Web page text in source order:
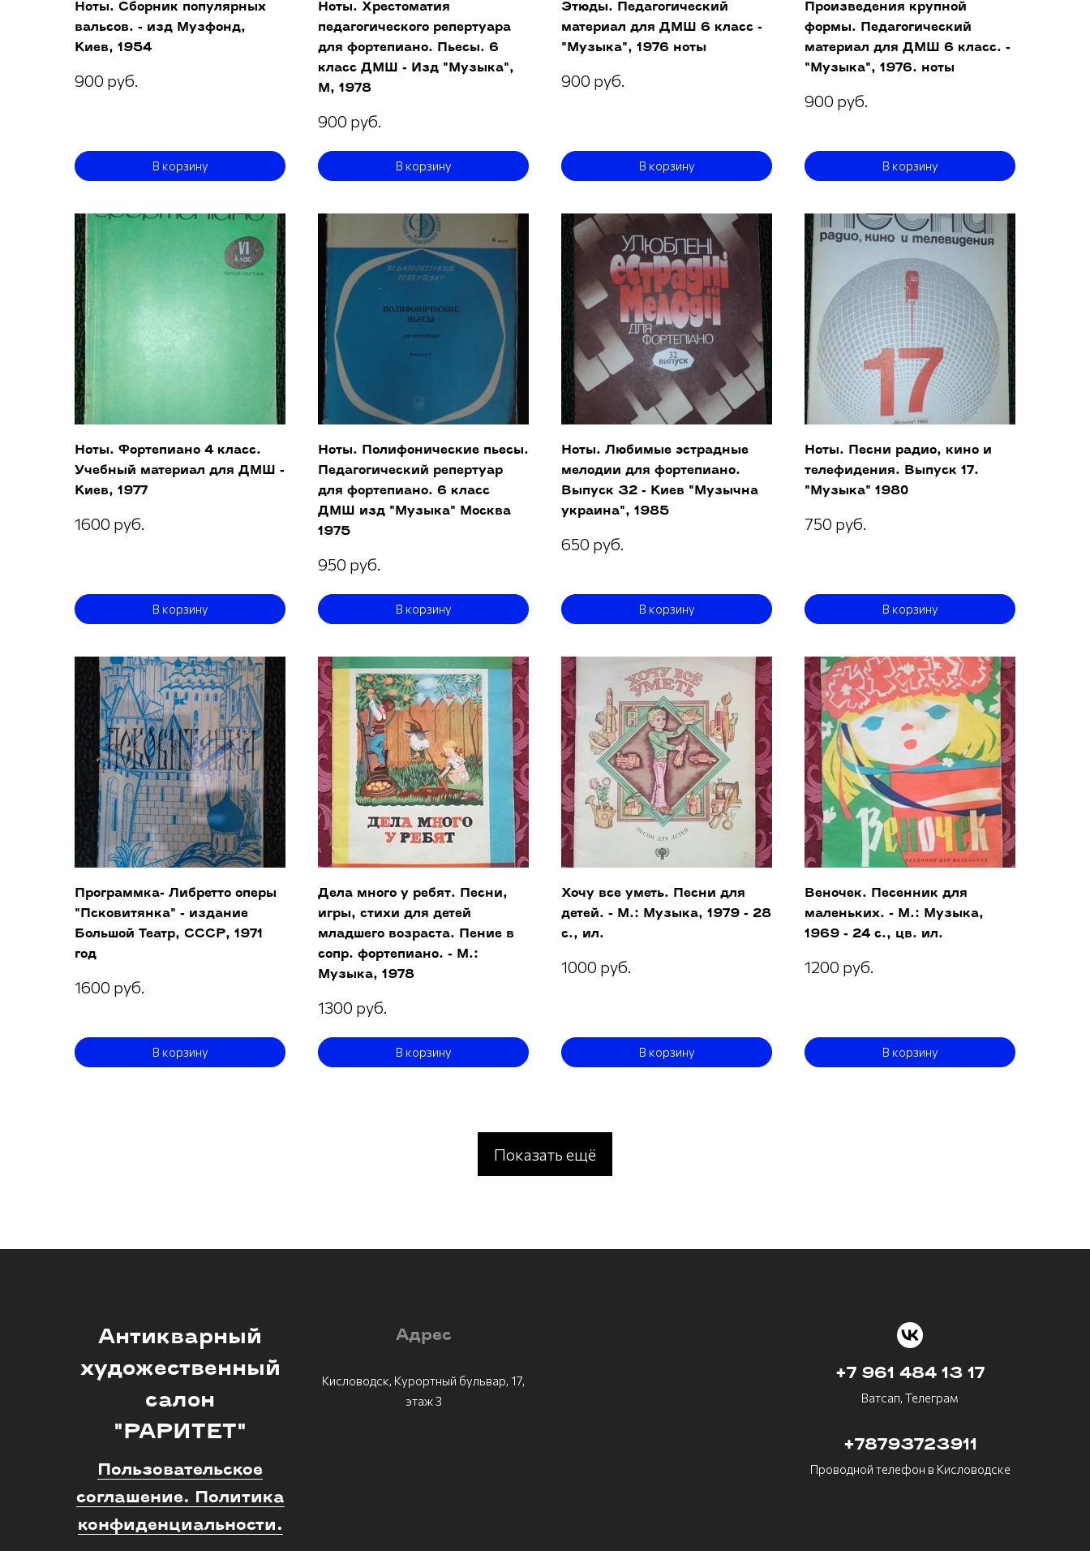
Ноты. Сборник популярных
вальсов. - изд Музфонд,
Киев, 1954
900 руб.
В корзину
Ноты. Хрестоматия
педагогического репертуара
для фортепиано. Пьесы. 6
класс ДМШ - Изд "Музыка",
М, 1978
900 руб.
В корзину
Этюды. Педагогический
материал для ДМШ 6 класс -
"Музыка", 1976 ноты
900 руб.
В корзину
Произведения крупной
формы. Педагогический
материал для ДМШ 6 класс. -
"Музыка", 1976. ноты
900 руб.
В корзину
Ноты. Фортепиано 4 класс.
Учебный материал для ДМШ -
Киев, 1977
1600 руб.
В корзину
Ноты. Полифонические пьесы.
Педагогический репертуар
для фортепиано. 6 класс
ДМШ изд "Музыка" Москва
1975
950 руб.
В корзину
Ноты. Любимые эстрадные
мелодии для фортепиано.
Выпуск 32 - Киев "Музычна
украина", 1985
650 руб.
В корзину
Ноты. Песни радио, кино и
телефидения. Выпуск 17.
"Музыка" 1980
750 руб.
В корзину
Программка- Либретто оперы
"Псковитянка" - издание
Большой Театр, СССР, 1971
год
1600 руб.
В корзину
Дела много у ребят. Песни,
игры, стихи для детей
младшего возраста. Пение в
сопр. фортепиано. - М.:
Музыка, 1978
1300 руб.
В корзину
Хочу все уметь. Песни для
детей. - М.: Музыка, 1979 - 28
с., ил.
1000 руб.
В корзину
Веночек. Песенник для
маленьких. - М.: Музыка,
1969 - 24 с., цв. ил.
1200 руб.
В корзину
Показать ещё
Антикварный
художественный
салон
"РАРИТЕТ"
Пользовательское
соглашение. Политика
конфиденциальности.
Адрес
Кисловодск, Курортный бульвар, 17,
этаж 3
+7 961 484 13 17
Ватсап, Телеграм
+78793723911
Проводной телефон в Кисловодске